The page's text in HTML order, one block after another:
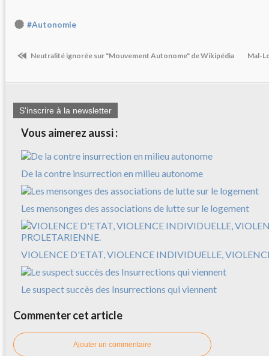
#Autonomie
Neutralité ignorée sur "Mouvement Autonome" de Wikipédia Mal-
S'inscrire à la newsletter
Vous aimerez aussi :
De la contre insurrection en milieu autonome
Les mensonges des associations de lutte sur le logement
VIOLENCE D'ETAT, VIOLENCE INDIVIDUELLE,
Le suspect succès des Insurrections qui viennent
Commenter cet article
Ajouter un commentaire